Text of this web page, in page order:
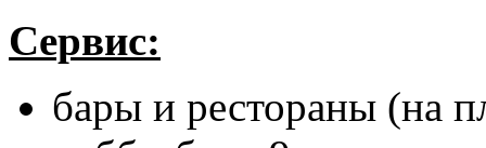
Сервис:
бары и рестораны (на